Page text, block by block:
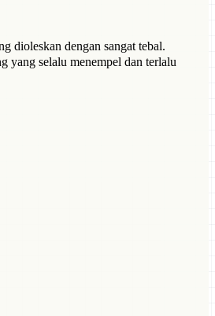
dioleskan dengan sangat tebal.
yang selalu menempel dan terlalu